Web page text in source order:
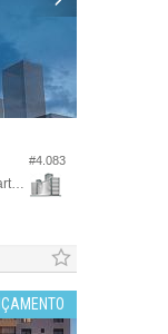
#4.083
Apartamento no Edifício Memorare Apartments